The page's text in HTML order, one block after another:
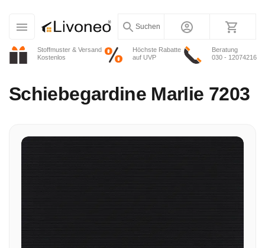
Stoffmuster & Versand
Kostenlos
Höchste Rabatte
auf UVP
Beratung
030 - 12074216
Suchen
Schiebegardine Marlie 7203